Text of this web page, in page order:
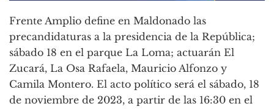
Frente Amplio define en Maldonado las
precandidaturas a la presidencia de la República;
sábado 18 en el parque La Loma; actuarán El
Zucará, La Osa Rafaela, Mauricio Alfonzo y
Camila Montero. El acto político será el sábado, 18
de noviembre de 2023, a partir de las 16:30 en el